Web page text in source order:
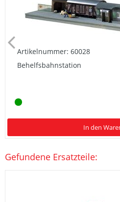
Artikelnummer: 60028
Behelfsbahnstation
In den
Gefundene Ersatzteile: